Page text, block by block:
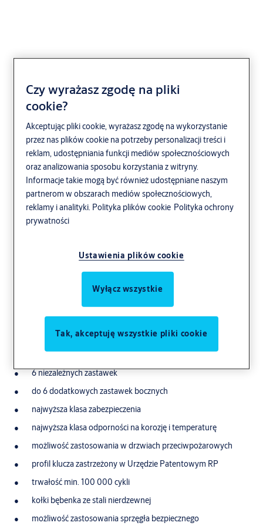
LOB OPTIMA XT
6 niezależnych zastawek
do 6 dodatkowych zastawek bocznych
najwyższa klasa zabezpieczenia
najwyższa klasa odporności na korozję i temperaturę
możliwość zastosowania w drzwiach przeciwpożarowych
profil klucza zastrzeżony w Urzędzie Patentowym RP
trwałość min. 100 000 cykli
kołki bębenka ze stali nierdzewnej
możliwość zastosowania sprzęgła bezpiecznego
Czy wyrażasz zgodę na pliki
cookie?
Akceptując pliki cookie, wyrażasz zgodę na wykorzystanie
przez nas plików cookie na potrzeby personalizacji treści i
reklam, udostępniania funkcji mediów społecznościowych
oraz analizowania sposobu korzystania z witryny.
Informacje takie mogą być również udostępniane naszym
partnerom w obszarach mediów społecznościowych,
reklamy i analityki. Polityka plików cookie Polityka ochrony
prywatności
Ustawienia plików cookie
Wyłącz wszystkie
Tak, akceptuję wszystkie pliki cookie